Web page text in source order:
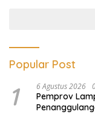
Popular Post
1 6 Agustus 2026
Pemprov